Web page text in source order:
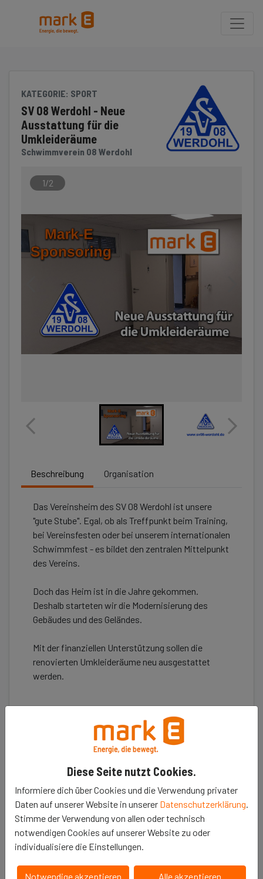
Diese Seite nutzt Cookies.
Informiere dich über Cookies und die Verwendung privater
Daten auf unserer Website in unserer Datenschutzerklärung.
Stimme der Verwendung von allen oder technisch
notwendigen Cookies auf unserer Website zu oder
individualisiere die Einstellungen.
Notwendige akzeptieren
Alle akzeptieren
Klicken Sie, um die Navigation zu überspringen und zum Hauptteil
KATEGORIE: SPORT
SV 08 Werdohl - Neue
Ausstattung für die
Umkleideräume
Schwimmverein 08 Werdohl
1/2
Beschreibung Organisation
Das Vereinsheim des SV 08 Werdohl ist unsere
"gute Stube". Egal, ob als Treffpunkt beim Training,
bei Vereinsfesten oder bei unserem internationalen
Schwimmfest - es bildet den zentralen Mittelpunkt
des Vereins.
Doch das Heim ist in die Jahre gekommen.
Deshalb starteten wir die Modernisierung des
Gebäudes und des Geländes.
Mit der finanziellen Unterstützung sollen die
renovierten Umkleideräume neu ausgestattet
werden.
Erzähle es deinen Freunden
𝕏
Projekt unterstützen